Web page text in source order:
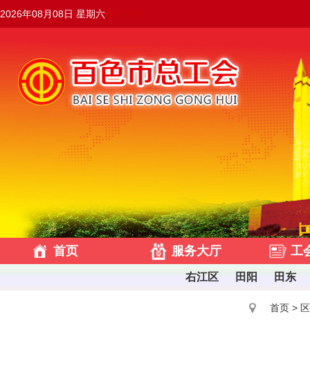
2026年08月08日 星期六
首页 服务大厅 工
右江区 田阳 田东
首页 >